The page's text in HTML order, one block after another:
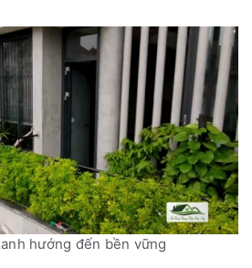
hướng đến bền vững